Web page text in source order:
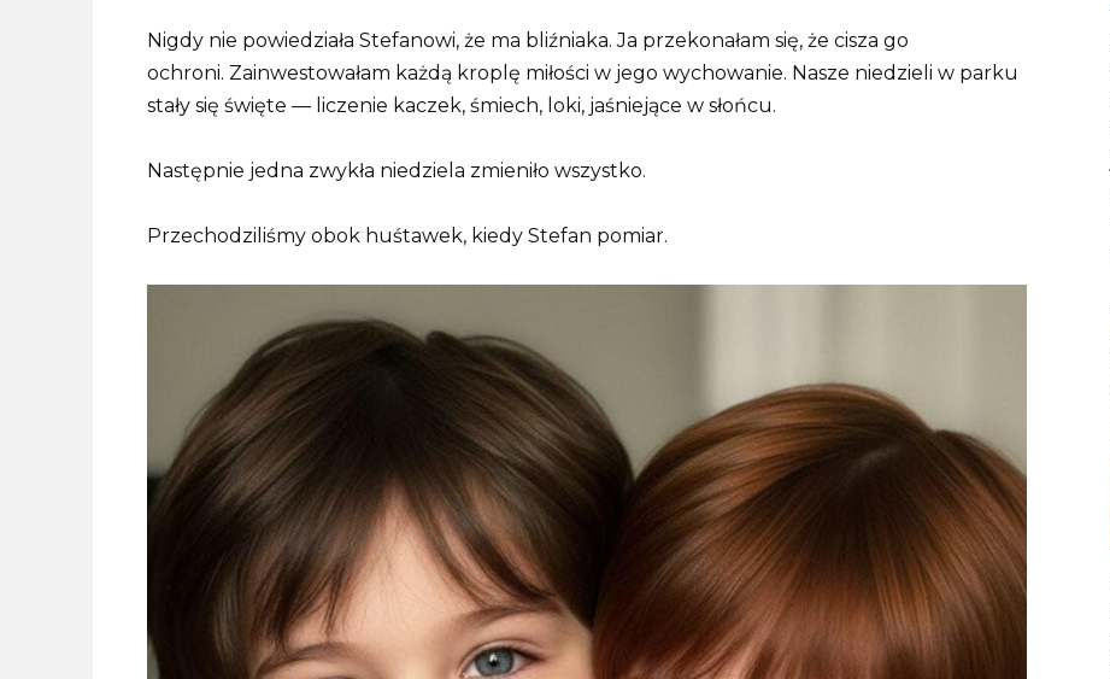
Nigdy nie powiedziała Stefanowi, że ma bliźniaka. Ja przekonałam się, że cisza go
ochroni. Zainwestowałam każdą kroplę miłości w jego wychowanie. Nasze niedzieli w parku
stały się święte — liczenie kaczek, śmiech, loki, jaśniejące w słońcu.
Następnie jedna zwykła niedziela zmieniło wszystko.
Przechodziliśmy obok huśtawek, kiedy Stefan pomiar.